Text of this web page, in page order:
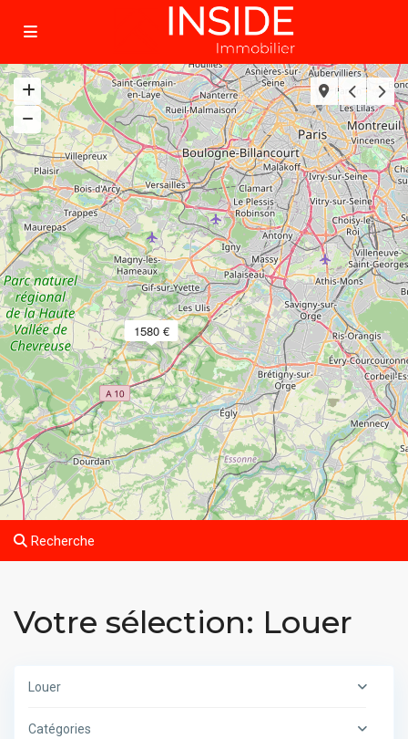
1580 €
Recherche
Votre sélection: Louer
Louer
Catégories